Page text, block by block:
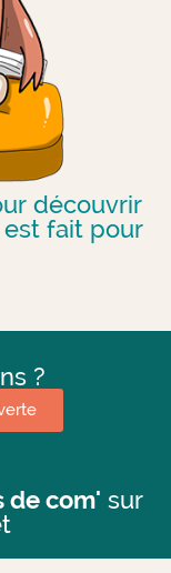
découvrir
fait pour
?
de com' sur